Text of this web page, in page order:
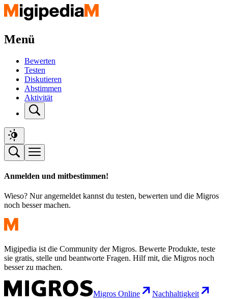
Menü
Bewerten
Testen
Diskutieren
Abstimmen
Aktivität
Anmelden und mitbestimmen!
Wieso? Nur angemeldet kannst du testen, bewerten und die Migros
noch besser machen.
Migipedia ist die Community der Migros. Bewerte Produkte, teste
sie gratis, stelle und beantworte Fragen. Hilf mit, die Migros noch
besser zu machen.
Migros Online
Nachhaltigkeit